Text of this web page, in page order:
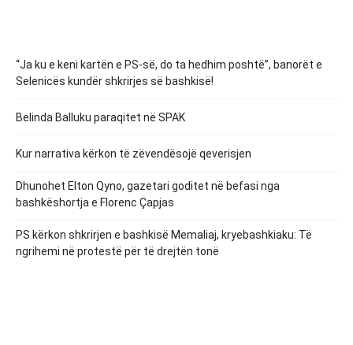
“Ja ku e keni kartën e PS-së, do ta hedhim poshtë”, banorët e
Selenicës kundër shkrirjes së bashkisë!
Belinda Balluku paraqitet në SPAK
Kur narrativa kërkon të zëvendësojë qeverisjen
Dhunohet Elton Qyno, gazetari goditet në befasi nga
bashkëshortja e Florenc Çapjas
PS kërkon shkrirjen e bashkisë Memaliaj, kryebashkiaku: Të
ngrihemi në protestë për të drejtën tonë